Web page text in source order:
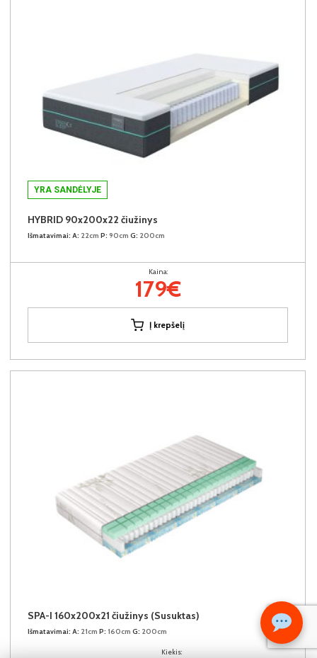
Kiekis:
YRA SANDĖLYJE
HYBRID 90x200x22 čiužinys
Išmatavimai: A: 22cm P: 90cm G: 200cm
Kaina:
179€
Į krepšelį
SPA-I 160x200x21 čiužinys (Susuktas)
Išmatavimai: A: 21cm P: 160cm G: 200cm